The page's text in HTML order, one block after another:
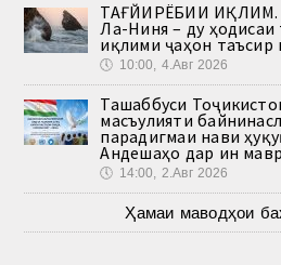
ТАҒЙИРЁБИИ ИҚЛИМ.
Ла-Ниня – ду ҳодисаи
иқлими ҷаҳон таъсир
🕔 10:00, 4.Авг 2026
Ташаббуси
масъулияти
парадигмаи нави
Андешаҳо дар ин
🕔 14:00, 2.Авг 2026
Ҳамаи маводҳои